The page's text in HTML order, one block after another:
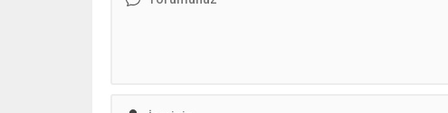
önemli bir fırsat...